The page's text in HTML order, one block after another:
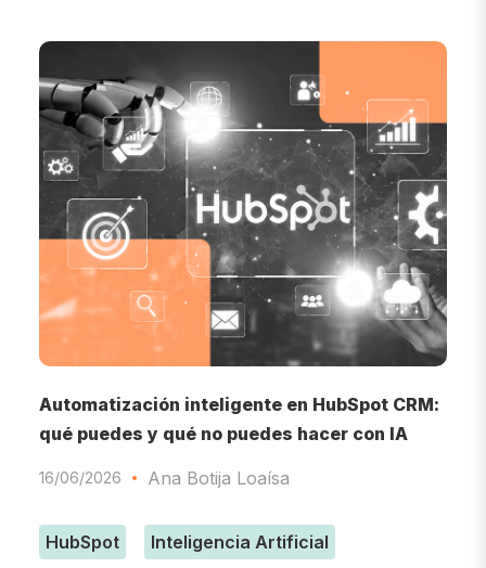
Automatización inteligente en HubSpot CRM:
qué puedes y qué no puedes hacer con IA
16/06/2026 Ana Botija Loaísa
HubSpot Inteligencia Artificial